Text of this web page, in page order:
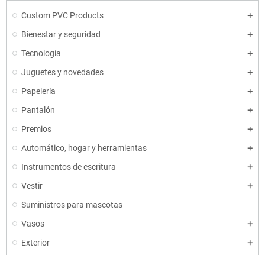
Custom PVC Products
Bienestar y seguridad
Tecnología
Juguetes y novedades
Papelería
Pantalón
Premios
Automático, hogar y herramientas
Instrumentos de escritura
Vestir
Suministros para mascotas
Vasos
Exterior